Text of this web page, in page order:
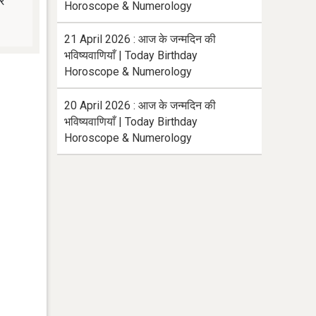
Horoscope & Numerology
21 April 2026 : आज के जन्मदिन की
भविष्यवाणियाँ | Today Birthday
Horoscope & Numerology
20 April 2026 : आज के जन्मदिन की
भविष्यवाणियाँ | Today Birthday
Horoscope & Numerology